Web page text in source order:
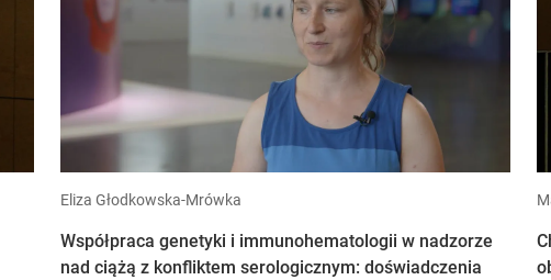
Eliza Głodkowska-Mrówka
Współpraca genetyki i immunohematologii w nadzorze
nad ciążą z konfliktem serologicznym: doświadczenia